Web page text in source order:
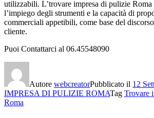
utilizzabili. L’trovare impresa di pulizie Roma
l’impiego degli strumenti e la capacità di
commerciali appetibili, come base del
cliente.
Puoi Contattarci al 06.45548090
Autore webcreatorPubblicato il 12
IMPRESA DI PULIZIE ROMATag Trovare
Roma